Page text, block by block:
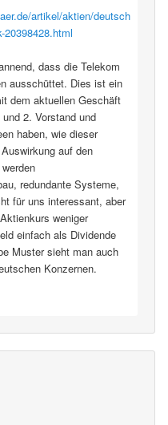
artikel/aktien/deutsch
20398428.html
dass die Telekom
ausschüttet. Dies ist ein
dem aktuellen Geschäft
2. Vorstand und
haben, wie dieser
auf den
redundante Systeme,
für uns interessant, aber
weniger
einfach als Dividende
Muster sieht man auch
Konzernen.